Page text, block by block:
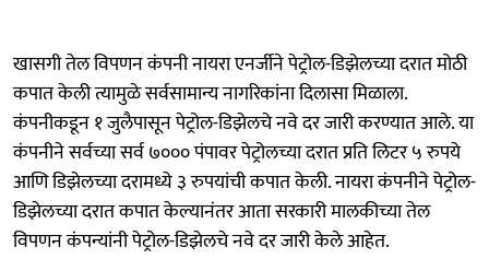
खासगी तेल विपणन कंपनी नायरा एनर्जीने पेट्रोल-डिझेलच्या दरात मोठी
कपात केली त्यामुळे सर्वसामान्य नागरिकांना दिलासा मिळाला.
कंपनीकडून १ जुलैपासून पेट्रोल-डिझेलचे नवे दर जारी करण्यात आले. या
कंपनीने सर्वच्या सर्व ७००० पंपावर पेट्रोलच्या दरात प्रति लिटर ५ रुपये
आणि डिझेलच्या दरामध्ये ३ रुपयांची कपात केली. नायरा कंपनीने पेट्रोल-
डिझेलच्या दरात कपात केल्यानंतर आता सरकारी मालकीच्या तेल
विपणन कंपन्यांनी पेट्रोल-डिझेलचे नवे दर जारी केले आहेत.